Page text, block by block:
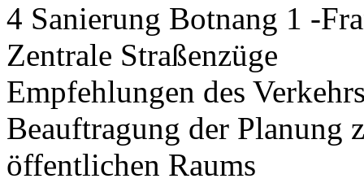
4 Sanierung Botnang 1 -
Zentrale Straßenzüge
Empfehlungen des
Beauftragung der Planung
öffentlichen Raums